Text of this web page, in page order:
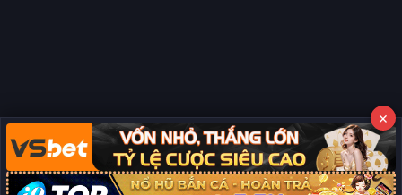
Copyright © 2026 Phim Full HD
×